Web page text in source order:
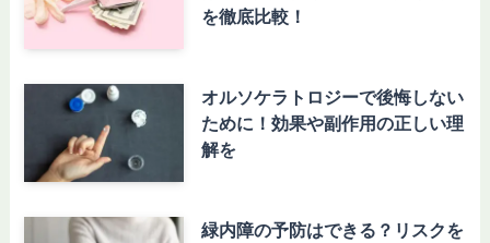
を徹底比較！
オルソケラトロジーで後悔しない
ために！効果や副作用の正しい理
解を
緑内障の予防はできる？リスクを